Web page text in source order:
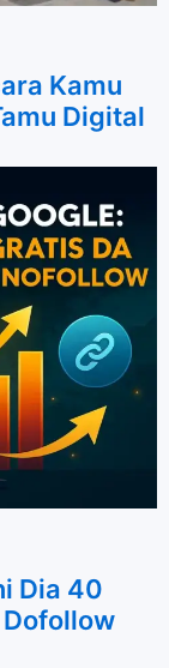
Kamu
Digital
Dia 40